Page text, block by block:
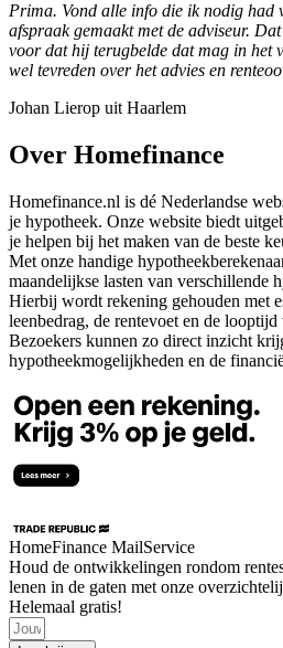
Prima. Vond alle info die ik nodig had
afspraak gemaakt met de adviseur.
voor dat hij terugbelde dat mag in het
wel tevreden over het advies en
Johan Lierop uit Haarlem
Over Homefinance
Homefinance.nl is dé Nederlandse
je hypotheek. Onze website biedt
je helpen bij het maken van de beste
Met onze handige
maandelijkse lasten van verschillende
Hierbij wordt rekening gehouden met
leenbedrag, de rentevoet en de
Bezoekers kunnen zo direct inzicht
hypotheekmogelijkheden en de
HomeFinance MailService
Houd de ontwikkelingen rondom
lenen in de gaten met onze
Helemaal gratis!